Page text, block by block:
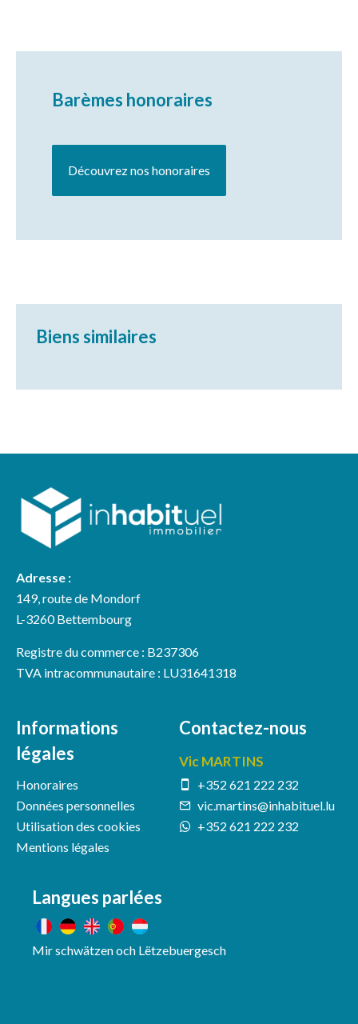
Barèmes honoraires
Découvrez nos honoraires
Biens similaires
Adresse :
149, route de Mondorf
L-3260 Bettembourg
Registre du commerce : B237306
TVA intracommunautaire : LU31641318
Informations
légales
Honoraires
Données personnelles
Utilisation des cookies
Mentions légales
Contactez-nous
Vic MARTINS
+352 621 222 232
vic.martins@inhabituel.lu
+352 621 222 232
Langues parlées
Mir schwätzen och Lëtzebuergesch